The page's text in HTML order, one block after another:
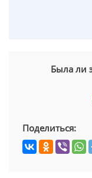
Была ли
Поделиться: